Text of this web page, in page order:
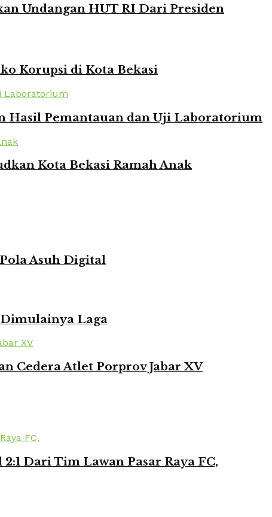
Undangan HUT RI Dari Presiden
Korupsi di Kota Bekasi
Hasil Pemantauan dan Uji Laboratorium
Kota Bekasi Ramah Anak
Asuh Digital
Laga
Cedera Atlet Porprov Jabar XV
Dari Tim Lawan Pasar Raya FC,